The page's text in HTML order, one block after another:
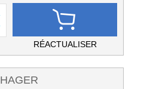
RÉACTUALISER
HAGER